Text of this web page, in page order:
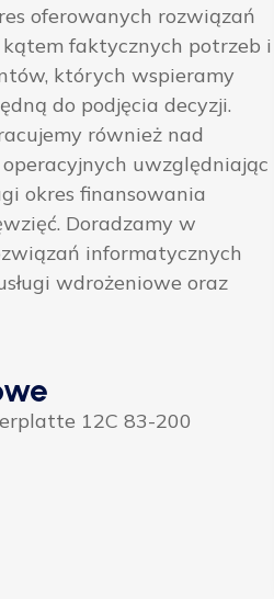
oferowanych rozwiązań
faktycznych potrzeb i
których wspieramy
do podjęcia decyzji.
również nad
uwzględniając
okres finansowania
Doradzamy w
informatycznych
wdrożeniowe oraz
12C 83-200